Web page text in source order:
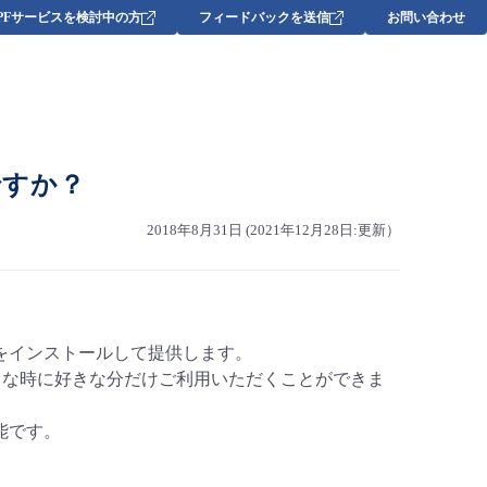
サービスを検討中の方 フィードバックを送信 お問い合わせ
か？
2018年8月31日 (2021年12月28日:更新）
ンストールして提供します。
時に好きな分だけご利用いただくことができま
す。